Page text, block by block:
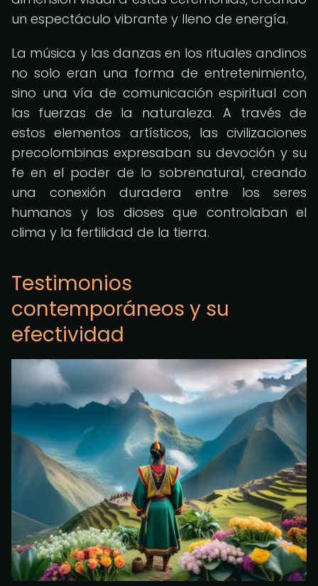
un espectáculo vibrante y lleno de energía.
La música y las danzas en los rituales andinos
no solo eran una forma de entretenimiento,
sino una vía de comunicación espiritual con
las fuerzas de la naturaleza. A través de
estos elementos artísticos, las civilizaciones
precolombinas expresaban su devoción y su
fe en el poder de lo sobrenatural, creando
una conexión duradera entre los seres
humanos y los dioses que controlaban el
clima y la fertilidad de la tierra.
Testimonios
contemporáneos y su
efectividad